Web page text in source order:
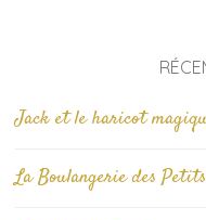
Jack et le haricot
La Boulangerie des Petits